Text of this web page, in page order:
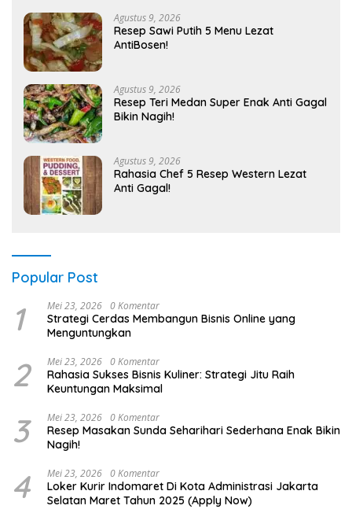
Agustus 9, 2026
Resep Sawi Putih 5 Menu Lezat
AntiBosen!
Agustus 9, 2026
Resep Teri Medan Super Enak Anti Gagal
Bikin Nagih!
Agustus 9, 2026
Rahasia Chef 5 Resep Western Lezat
Anti Gagal!
Popular Post
1 Mei 23, 2026 0 Komentar
Strategi Cerdas Membangun Bisnis Online yang
Menguntungkan
2 Mei 23, 2026 0 Komentar
Rahasia Sukses Bisnis Kuliner: Strategi Jitu Raih
Keuntungan Maksimal
3 Mei 23, 2026 0 Komentar
Resep Masakan Sunda Seharihari Sederhana Enak Bikin
Nagih!
4 Mei 23, 2026 0 Komentar
Loker Kurir Indomaret Di Kota Administrasi Jakarta
Selatan Maret Tahun 2025 (Apply Now)